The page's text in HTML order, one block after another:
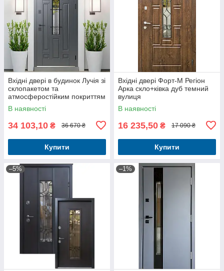
Вхідні двері в будинок Лучія зі
склопакетом та
атмосферостійким покриттям
ArWood сірі
В наявності
34 103,10 ₴ 36 670 ₴
Купити
Вхідні двері Форт-M Регіон
Арка скло+ківка дуб темний
вулиця
В наявності
16 235,50 ₴ 17 090 ₴
Купити
–5% –1%